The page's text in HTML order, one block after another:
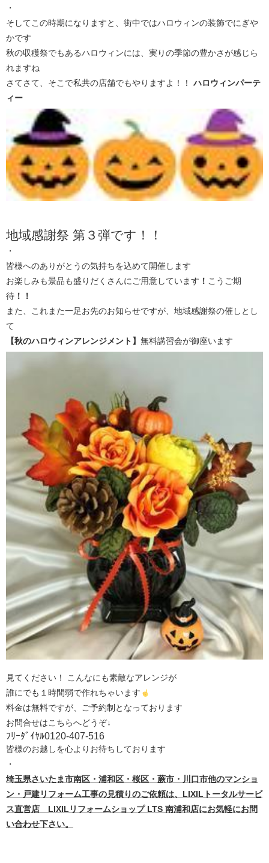
・
そしてこの時期になりますと、街中ではハロウィンの装飾でにぎや
かです
秋の収穫祭でもあるハロウィンには、実りの季節の豊かさが感じら
れますね
さてさて、そこで私共の店舗でもやりますよ！！ハロウィンパーテ
ィー
地域感謝祭 第３弾です！！
・
皆様へのありがとうの気持ちを込めて開催します
お楽しみも景品も盛りだくさんにご用意しています ！ こうご期
待 ！！
また、これまた一足お先のお知らせですが、地域感謝祭の催しとし
て
【秋のハロウィンアレンジメント】 無料講習会が御座います
見てください！ こんなにも素敵なアレンジが
誰にでも１時間弱で作れちゃいます
料金は無料ですが、ご予約制となっております
お問合せはこちらへどうぞ↓
ﾌﾘｰﾀﾞｲﾔﾙ0120-407-516
皆様のお越しを心よりお待ちしております
・
埼玉県さいたま市南区・浦和区・桜区・蕨市・川口市他のマンショ
ン・戸建リフォーム工事の見積りのご依頼は、LIXIL トータルサービ
ス直営店 LIXILリフォームショップ LTS 南浦和店にお気軽にお問
い合わせ下さい。